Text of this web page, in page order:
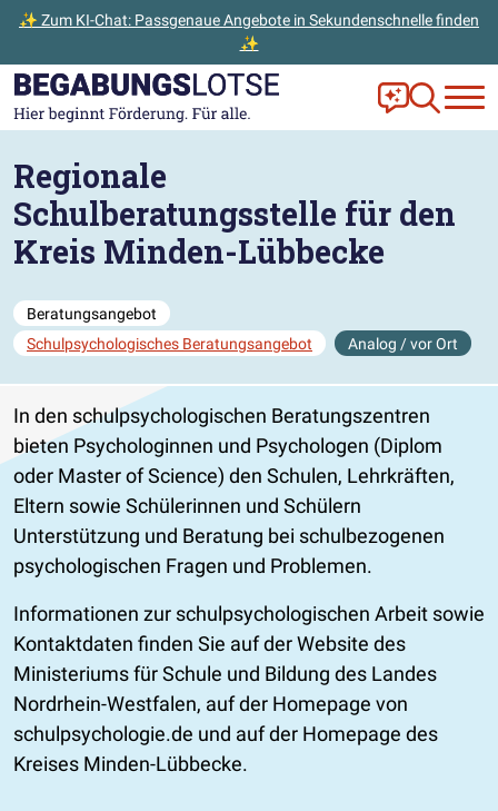
✨ Zum KI-Chat: Passgenaue Angebote in Sekundenschnelle finden
✨
Zum Hauptinhalt der Seite springen
Zur Startseite gehen Frag Ella!
Zur
Regionale
Schulberatungsstelle für den
Kreis Minden-Lübbecke
Beratungsangebot
Schulpsychologisches Beratungsangebot
Analog / vor Ort
In den schulpsychologischen Beratungszentren
bieten Psychologinnen und Psychologen (Diplom
oder Master of Science) den Schulen, Lehrkräften,
Eltern sowie Schülerinnen und Schülern
Unterstützung und Beratung bei schulbezogenen
psychologischen Fragen und Problemen.
Informationen zur schulpsychologischen Arbeit sowie
Kontaktdaten finden Sie auf der Website des
Ministeriums für Schule und Bildung des Landes
Nordrhein-Westfalen, auf der Homepage von
schulpsychologie.de und auf der Homepage des
Kreises Minden-Lübbecke.